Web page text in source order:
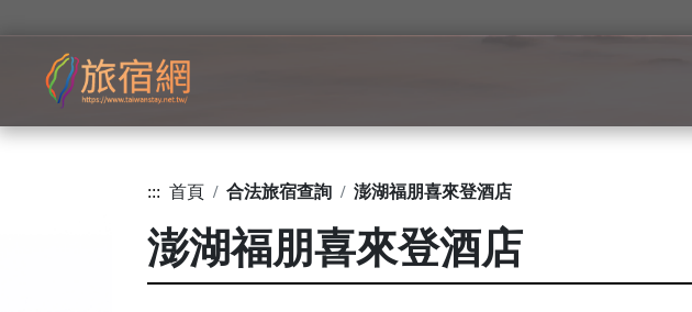
::: 首頁 合法旅宿查詢 澎湖福朋喜來登酒店
澎湖福朋喜來登酒店